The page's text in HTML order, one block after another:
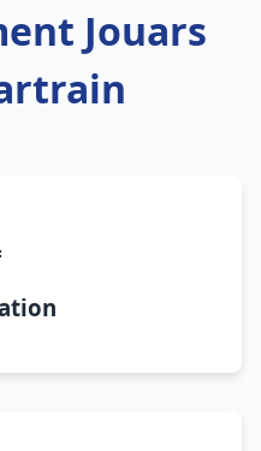
Jouars